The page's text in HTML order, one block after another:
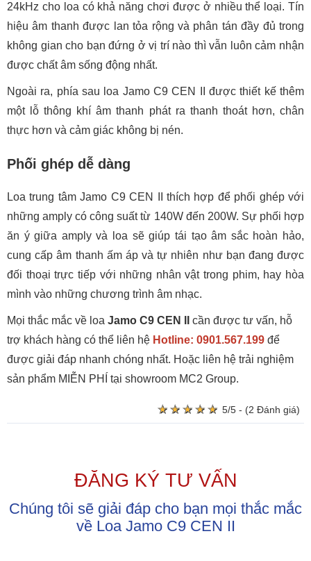
24kHz cho loa có khả năng chơi được ở nhiều thể loại. Tín
hiệu âm thanh được lan tỏa rộng và phân tán đầy đủ trong
không gian cho bạn đứng ở vị trí nào thì vẫn luôn cảm nhận
được chất âm sống động nhất.
Ngoài ra, phía sau loa Jamo C9 CEN II được thiết kế thêm
một lỗ thông khí âm thanh phát ra thanh thoát hơn, chân
thực hơn và cảm giác không bị nén.
Phối ghép dễ dàng
Loa trung tâm Jamo C9 CEN II thích hợp để phối ghép với
những amply có công suất từ 140W đến 200W. Sự phối hợp
ăn ý giữa amply và loa sẽ giúp tái tạo âm sắc hoàn hảo,
cung cấp âm thanh ấm áp và tự nhiên như bạn đang được
đối thoại trực tiếp với những nhân vật trong phim, hay hòa
mình vào những chương trình âm nhạc.
Mọi thắc mắc về loa Jamo C9 CEN II
cần được tư vấn, hỗ
trợ khách hàng có thể liên hệ Hotline: 0901.567.199 để
được giải đáp nhanh chóng nhất. Hoặc liên hệ trải nghiệm
sản phẩm MIỄN PHÍ tại showroom MC2 Group.
★ ★ ★ ★ ★
★ ★ ★ ★ ★ 5/5 - (2 Đánh giá)
ĐĂNG KÝ TƯ VẤN
Chúng tôi sẽ giải đáp cho bạn mọi thắc mắc
về Loa Jamo C9 CEN II